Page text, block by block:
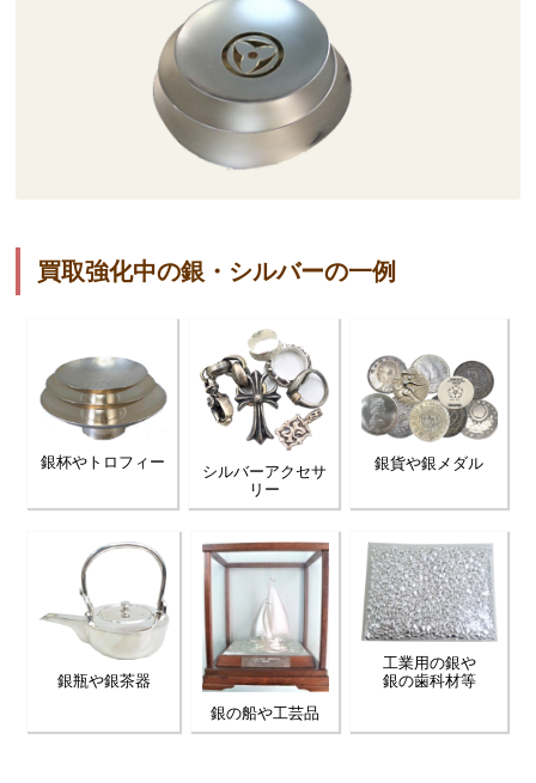
買取強化中の銀・シルバーの一例
銀杯やトロフィー
シルバーアクセサ
リー
銀貨や銀メダル
銀瓶や銀茶器
銀の船や工芸品
工業用の銀や
銀の歯科材等